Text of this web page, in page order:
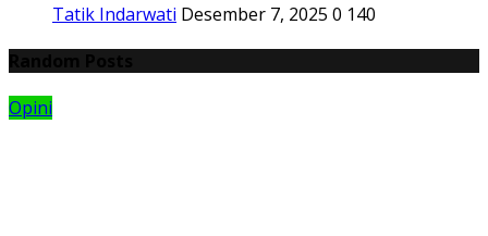
Tatik Indarwati Desember 7, 2025 0 140
Opini